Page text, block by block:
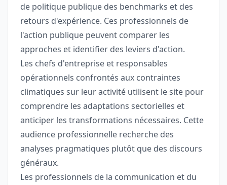
de politique publique des benchmarks et des
retours d'expérience. Ces professionnels de
l'action publique peuvent comparer les
approches et identifier des leviers d'action.
Les chefs d'entreprise et responsables
opérationnels confrontés aux contraintes
climatiques sur leur activité utilisent le site pour
comprendre les adaptations sectorielles et
anticiper les transformations nécessaires. Cette
audience professionnelle recherche des
analyses pragmatiques plutôt que des discours
généraux.
Les professionnels de la communication et du